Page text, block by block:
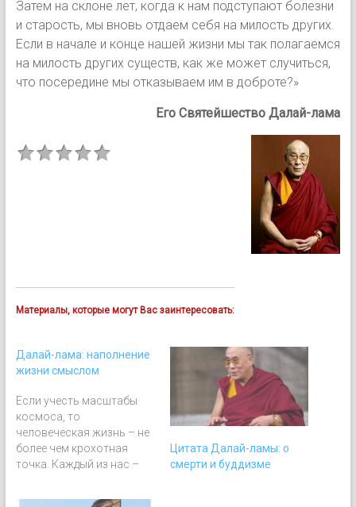
Затем на склоне лет, когда к нам подступают болезни
и старость, мы вновь отдаем себя на милость других.
Если в начале и конце нашей жизни мы так полагаемся
на милость других существ, как же может случиться,
что посередине мы отказываем им в доброте?»
Его Святейшество Далай-лама
Материалы, которые могут Вас заинтересовать:
Далай-лама: наполнение
жизни смыслом
Если учесть масштабы
космоса, то
человеческая жизнь – не
более чем крохотная
точка. Каждый из нас –
Цитата Далай-ламы: о
смерти и буддизме